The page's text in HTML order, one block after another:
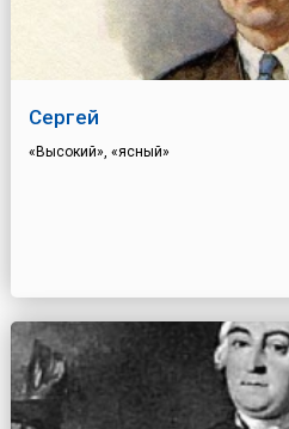
Сергей
«Высокий», «ясный»